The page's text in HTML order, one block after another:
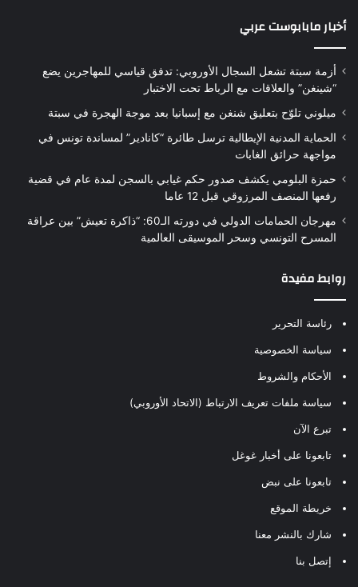
أخبار مابابوست عربي
أزمة سبتة تشعل السجال الأوروبي: تدفق قياسي للمهاجرين يضع
“شينغن” والعلاقات مع الرباط تحت الاختبار
ميلوني تلوّح بتعليق شنغن مع إسبانيا بعد موجة الهجرة في سبتة
الحماية المدنية الإيطالية ترسل طائرة “كانادير” لمساندة تونس في
مواجهة حرائق الغابات
حمزة البلومي يكشف صدور حكم غيابي بالسجن لمدة عام في قضية
رفعها المنصف المرزوقي قبل 12 عاما
مهرجان الحمامات الدولي في دورته الـ60: “ذاكرة تعيش” بين عراقة
المسرح التونسي وسحر الموسيقى العالمية
روابط مفيدة
رئاسة التحرير
سياسة الخصوصية
الأحكام والشروط
سياسة ملفات تعريف الارتباط (الاتحاد الأوروبي)
تبرع الآن
تابعونا على أخبار غوغل
تابعونا على نبض
خريطة الموقع
شارك بالنشر معنا
إتصل بنا